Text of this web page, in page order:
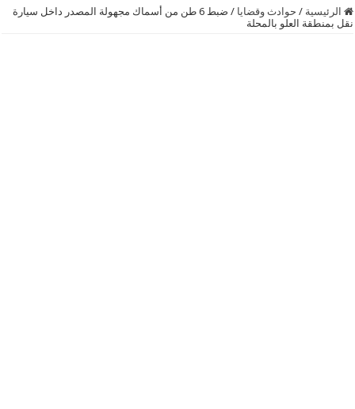
الرئيسية / حوادث وقضايا /
ضبط 6 طن من أسماك مجهولة المصدر داخل سيارة
نقل بمنطقة العلو بالمحلة